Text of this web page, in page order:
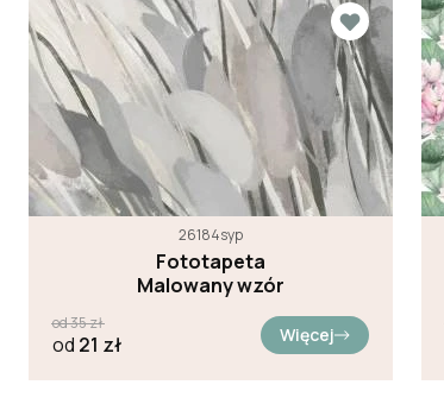
26184syp
Fototapeta
Malowany wzór
od35zł
od 21 zł Więcej